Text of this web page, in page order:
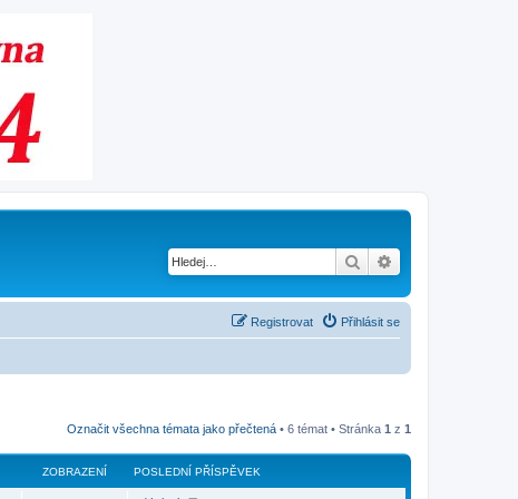
Hledat
Přihlásit se
Registrovat
Označit všechna témata jako přečtená • 6 témat • Stránka 1 z 1
ZOBRAZENÍ POSLEDNÍ PŘÍSPĚVEK